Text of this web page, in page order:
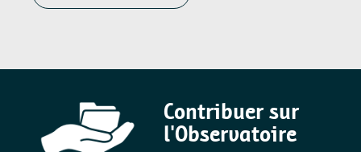
Contribuer sur
l'Observatoire